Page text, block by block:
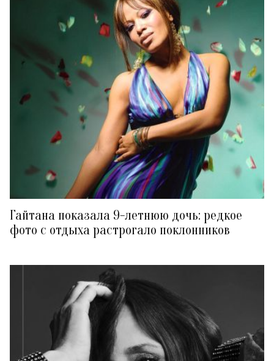
Гайтана показала 9-летнюю дочь: редкое
фото с отдыха растрогало поклонников